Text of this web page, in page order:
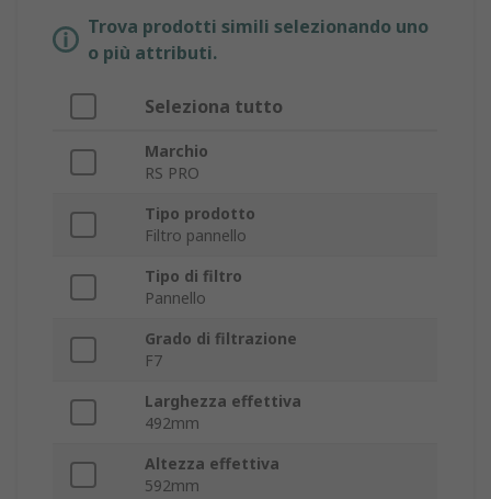
Trova prodotti simili selezionando uno
o più attributi.
Seleziona tutto
Marchio
RS PRO
Tipo prodotto
Filtro pannello
Tipo di filtro
Pannello
Grado di filtrazione
F7
Larghezza effettiva
492mm
Altezza effettiva
592mm